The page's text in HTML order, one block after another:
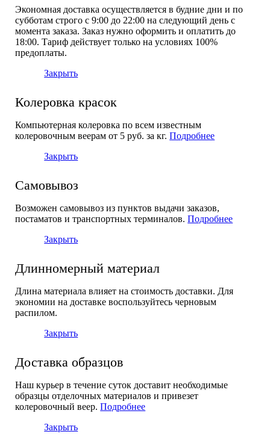
Экономная доставка осуществляется в будние дни и по
субботам строго с 9:00 до 22:00 на следующий день с
момента заказа. Заказ нужно оформить и оплатить до
18:00. Тариф действует только на условиях 100%
предоплаты.
Закрыть
Колеровка красок
Компьютерная колеровка по всем известным
колеровочным веерам от 5 руб. за кг.Подробнее
Закрыть
Самовывоз
Возможен самовывоз из пунктов выдачи заказов,
постаматов и транспортных терминалов.Подробнее
Закрыть
Длинномерный материал
Длина материала влияет на стоимость доставки. Для
экономии на доставке воспользуйтесь черновым
распилом.
Закрыть
Доставка образцов
Наш курьер в течение суток доставит необходимые
образцы отделочных материалов и привезет
колеровочный веер.Подробнее
Закрыть